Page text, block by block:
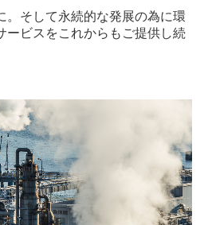
。そして永続的な発展の為に環
ービスをこれからもご提供し続